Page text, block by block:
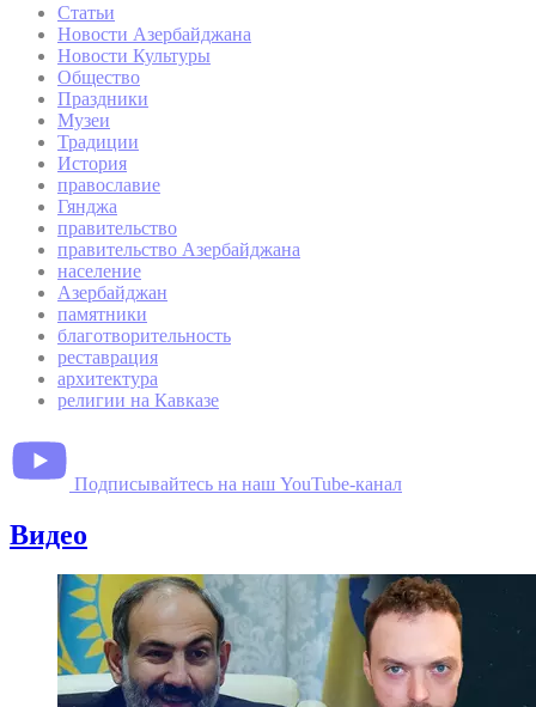
Статьи
Новости Азербайджана
Новости Культуры
Общество
Праздники
Музеи
Традиции
История
православие
Гянджа
правительство
правительство Азербайджана
население
Азербайджан
памятники
благотворительность
реставрация
архитектура
религии на Кавказе
Подписывайтесь на наш YouTube-канал
Видео